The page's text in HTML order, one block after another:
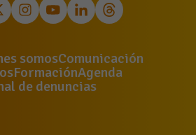
somosComunicación
FormaciónAgenda
de denuncias